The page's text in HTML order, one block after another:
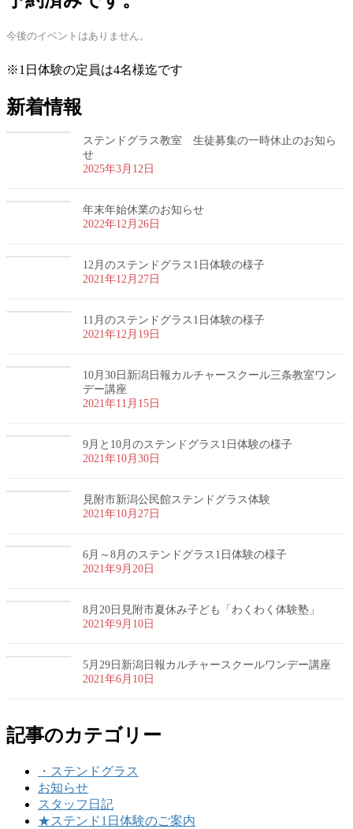
今後のイベントはありません。
※1日体験の定員は4名様迄です
新着情報
ステンドグラス教室 生徒募集の一時休止のお知ら
せ
2025年3月12日
年末年始休業のお知らせ
2022年12月26日
12月のステンドグラス1日体験の様子
2021年12月27日
11月のステンドグラス1日体験の様子
2021年12月19日
10月30日新潟日報カルチャースクール三条教室ワン
デー講座
2021年11月15日
9月と10月のステンドグラス1日体験の様子
2021年10月30日
見附市新潟公民館ステンドグラス体験
2021年10月27日
6月～8月のステンドグラス1日体験の様子
2021年9月20日
8月20日見附市夏休み子ども「わくわく体験塾」
2021年9月10日
5月29日新潟日報カルチャースクールワンデー講座
2021年6月10日
記事のカテゴリー
・ステンドグラス
お知らせ
スタッフ日記
★ステンド1日体験のご案内